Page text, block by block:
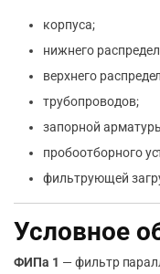
корпуса;
нижнего
верхнего
трубопроводов;
запорной
пробоотборного
фильтрующей
Условное
ФИПа 1 — фильтр